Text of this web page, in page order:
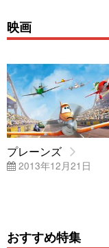
映画
プレーンズ
2013年12月21日
おすすめ特集